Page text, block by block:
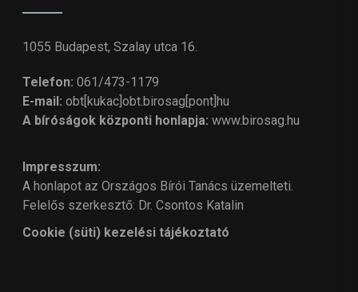
1055 Budapest, Szalay utca 16.
Telefon: 061/473-1179
E-mail: obt[kukac]obt.birosag[pont]hu
A bíróságok központi honlapja: www.birosag.hu
Impresszum:
A honlapot az Országos Bírói Tanács üzemelteti.
Felelős szerkesztő: Dr. Csontos Katalin
Cookie (süti) kezelési tájékoztató